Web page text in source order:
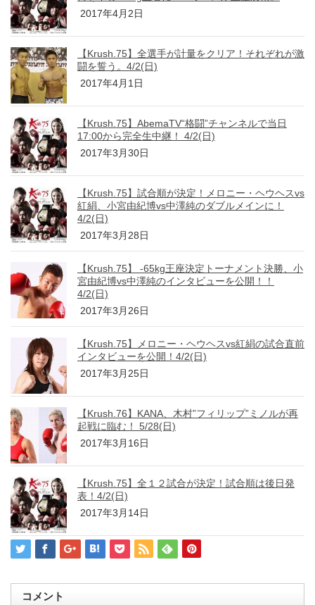
2017年4月2日
【Krush.75】全選手が計量をクリア！それぞれが激
闘を誓う。4/2(日)
2017年4月1日
【Krush.75】AbemaTV“格闘”チャンネルで当日
17:00から完全生中継！ 4/2(日)
2017年3月30日
【Krush.75】試合順が決定！メロニー・ヘウヘスvs
紅絹、小宮由紀博vs中澤純のダブルメインに！
4/2(日)
2017年3月28日
【Krush.75】 -65kg王座決定トーナメント決勝、小
宮由紀博vs中澤純のインタビューを公開！！
4/2(日)
2017年3月26日
【Krush.75】メロニー・ヘウヘスvs紅絹の試合直前
インタビューを公開！4/2(日)
2017年3月25日
【Krush.76】KANA、木村”フィリップ”ミノルが再
起戦に臨む！ 5/28(日)
2017年3月16日
【Krush.75】全１２試合が決定！試合順は後日発
表！4/2(日)
2017年3月14日
コメント